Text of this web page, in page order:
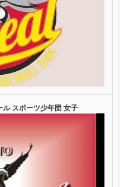
スポーツ少年団 女子